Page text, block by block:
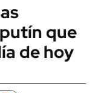
que
de hoy